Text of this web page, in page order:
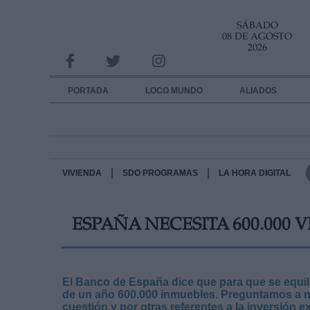
SÁBADO
08 DE AGOSTO
2026
PORTADA LOCO MUNDO ALIADOS
VIVIENDA SDO PROGRAMAS LA HORA DIGITAL
ESPAÑA NECESITA 600.000
El Banco de España dice que para que se
de un año 600.000 inmuebles. Preguntamos
cuestión y por otras referentes a la inversión
INFORMACION SOBRE LA PROTECCIÓN DE TUS DATOS
Responsable:
Destinatarios:
link
Información adicional
link